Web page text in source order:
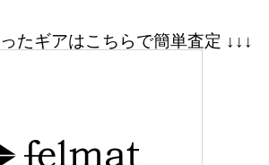
たギアはこちらで簡単査定 ↓↓↓